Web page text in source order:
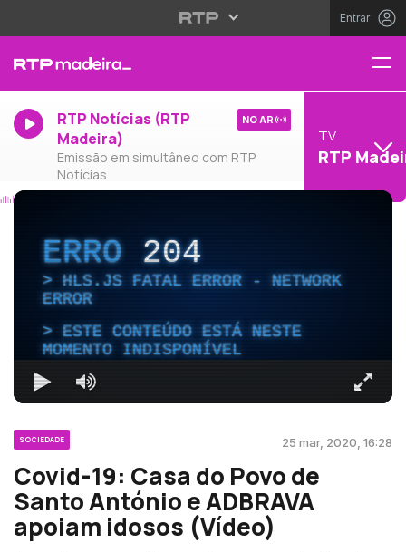
Entrar
RTP Notícias (RTP
Madeira)
Emissão em simultâneo com RTP
Notícias
NO AR
TV
RTP
ERRO204
HLS.JS FATAL ERROR - NETWORK
ERROR
ESTE CONTEÚDO ESTÁ NESTE
MOMENTO INDISPONÍVEL
SOCIEDADE 25 mar, 2020, 16:28
Covid-19: Casa do Povo de
Santo António e ADBRAVA
apoiam idosos (Vídeo)